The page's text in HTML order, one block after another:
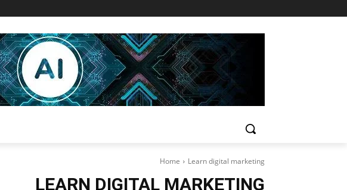
Home Learn digital marketing
LEARN DIGITAL MARKETING